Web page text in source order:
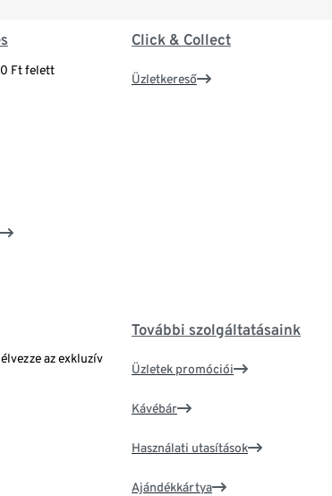
Ft felett
Click & Collect
Üzletkereső
az exkluzív
További szolgáltatásaink
Üzletek promóciói
Kávébár
Használati utasítások
Ajándékkártya